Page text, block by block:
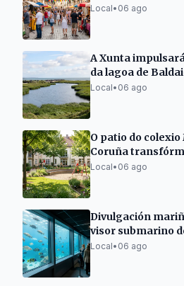
Local• 06 ago
A Xunta
da lagoa de
saúde
Local• 06 ago
O patio do
Coruña
natural
Local• 06 ago
Divulgación
visor submarino
Local• 06 ago